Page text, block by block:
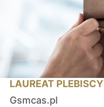
LAUREAT
Gsmcas.pl